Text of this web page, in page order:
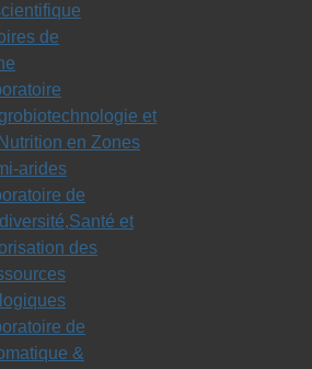
de
et
en Zones
arides
de
et
des
de
&